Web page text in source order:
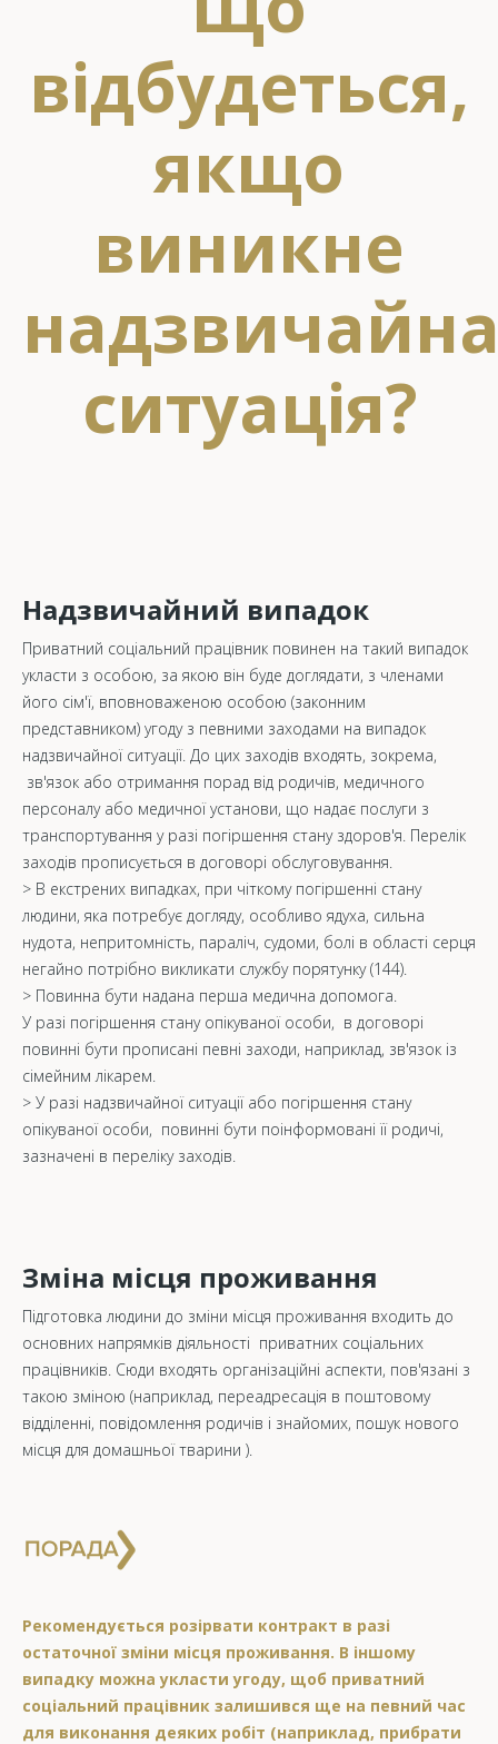
відбудеться,
якщо
виникне
ситуація?
Надзвичайний випадок
Приватний соціальний працівник повинен на такий випадок
укласти з особою, за якою він буде доглядати, з членами
його сім'ї, вповноваженою особою (законним
представником) угоду з певними заходами на випадок
надзвичайної ситуації. До цих заходів входять, зокрема,
зв'язок або отримання порад від родичів, медичного
персоналу або медичної установи, що надає послуги з
транспортування у разі погіршення стану здоров'я. Перелік
заходів прописується в договорі обслуговування.
> В екстрених випадках, при чіткому погіршенні стану
людини, яка потребує догляду, особливо ядуха, сильна
нудота, непритомність, параліч, судоми, болі в області серця
негайно потрібно викликати службу порятунку (144).
> Повинна бути надана перша медична допомога.
У разі погіршення стану опікуваної особи, в договорі
повинні бути прописані певні заходи, наприклад, зв'язок із
сімейним лікарем.
> У разі надзвичайної ситуації або погіршення стану
опікуваної особи, повинні бути поінформовані її родичі,
зазначені в переліку заходів.
Зміна місця проживання
Підготовка людини до зміни місця проживання входить до
основних напрямків діяльності приватних соціальних
працівників. Сюди входять організаційні аспекти, пов'язані з
такою зміною (наприклад, переадресація в поштовому
відділенні, повідомлення родичів і знайомих, пошук нового
місця для домашньої тварини ).
Рекомендується розірвати контракт в разі
остаточної зміни місця проживання. В іншому
випадку можна укласти угоду, щоб приватний
соціальний працівник залишився ще на певний час
для виконання деяких робіт (наприклад, прибрати